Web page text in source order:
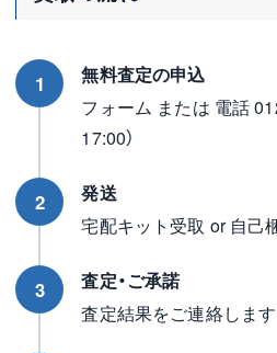
1
無料査定の申込
フォーム または 電話
17:00）
2
発送
宅配キット受取 or 自己
3
査定・ご承諾
査定結果をご連絡します